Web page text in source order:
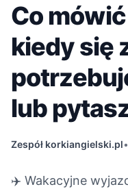
Co
kiedy się
lub
Zespół korkiangielski.pl•
✈️ Wakacyjne